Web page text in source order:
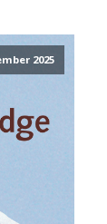
2025